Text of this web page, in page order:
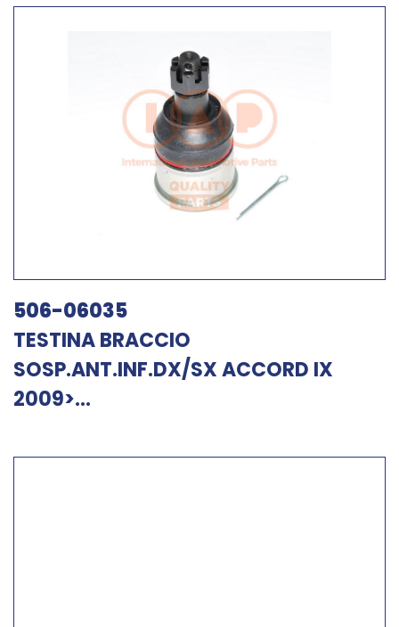
506-06035
TESTINA BRACCIO
SOSP.ANT.INF.DX/SX ACCORD IX
2009>...